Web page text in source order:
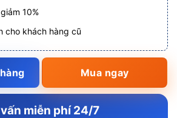
10%
cho khách hàng cũ
Mua ngay
miễn phí 24/7